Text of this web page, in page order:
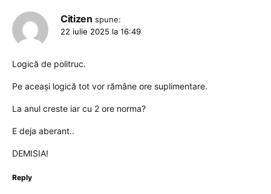
Citizen spune:
22 iulie 2025 la 16:49
Logică de politruc.
Pe aceași logică tot vor rămâne ore suplimentare.
La anul creste iar cu 2 ore norma?
E deja aberant..
DEMISIA!
Reply